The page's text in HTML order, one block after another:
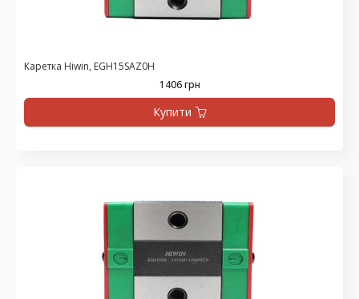
Каретка Hiwin, EGH15SAZ0H
1406 грн
Купити